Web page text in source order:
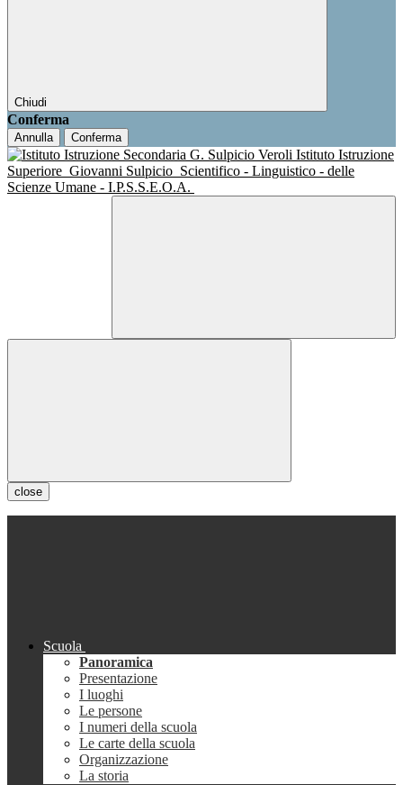
Chiudi
Conferma
Annulla Conferma
Istituto Istruzione
Superiore Giovanni Sulpicio Scientifico - Linguistico - delle
Scienze Umane - I.P.S.S.E.O.A.
close
Scuola
Panoramica
Presentazione
I luoghi
Le persone
I numeri della scuola
Le carte della scuola
Organizzazione
La storia